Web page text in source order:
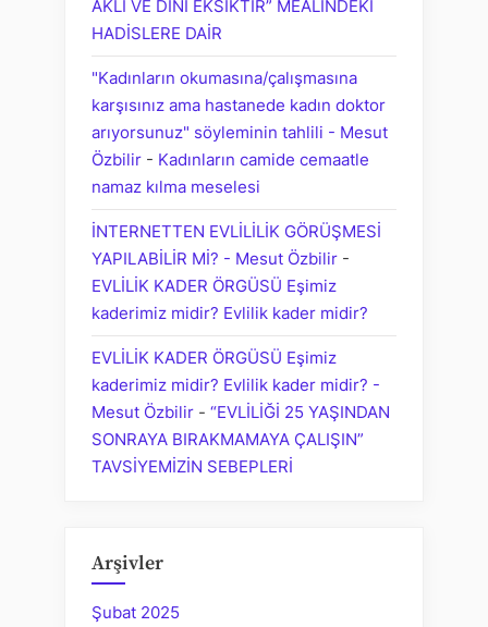
AKLI VE DİNİ EKSİKTİR” MEALİNDEKİ
HADİSLERE DAİR
"Kadınların okumasına/çalışmasına
karşısınız ama hastanede kadın doktor
arıyorsunuz" söyleminin tahlili - Mesut
Özbilir - Kadınların camide cemaatle
namaz kılma meselesi
İNTERNETTEN EVLİLİLİK GÖRÜŞMESİ
YAPILABİLİR Mİ? - Mesut Özbilir -
EVLİLİK KADER ÖRGÜSÜ Eşimiz
kaderimiz midir? Evlilik kader midir?
EVLİLİK KADER ÖRGÜSÜ Eşimiz
kaderimiz midir? Evlilik kader midir? -
Mesut Özbilir - “EVLİLİĞİ 25 YAŞINDAN
SONRAYA BIRAKMAMAYA ÇALIŞIN”
TAVSİYEMİZİN SEBEPLERİ
Arşivler
Şubat 2025